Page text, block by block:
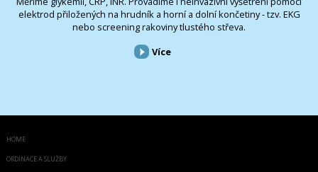
elektrod přiložených na hrudník a horní a dolní končetiny - tzv. EKG
nebo screening rakoviny tlustého střeva.
Více
HOME
ORDINACE A SLUŽBY